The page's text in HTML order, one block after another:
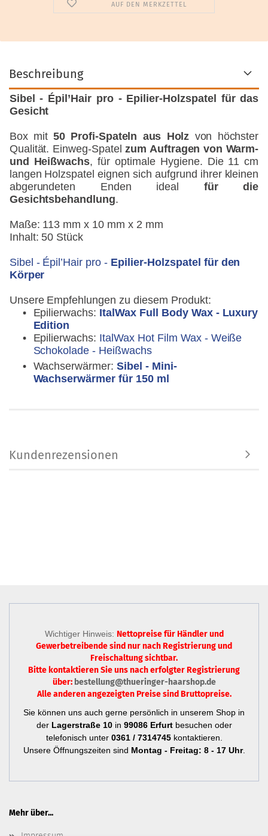
AUF DEN MERKZETTEL
Beschreibung
Sibel - Épil’Hair pro - Epilier-Holzspatel für das
Gesicht
Box mit 50 Profi-Spateln aus Holz von höchster
Qualität. Einweg-Spatelzum Auftragen von Warm-
und Heißwachs, für optimale Hygiene. Die 11 cm
langen Holzspatel eignen sich aufgrund ihrer kleinen
abgerundeten Enden ideal für die
Gesichtsbehandlung.
Maße: 113 mm x 10 mm x 2 mm
Inhalt: 50 Stück
Sibel - Épil’Hair pro - Epilier-Holzspatel für den
Körper
Unsere Empfehlungen zu diesem Produkt:
Epilierwachs: ItalWax Full Body Wax - Luxury
Edition
Epilierwachs: ItalWax Hot Film Wax - Weiße
Schokolade - Heißwachs
Wachserwärmer:Sibel - Mini-
Wachserwärmer für 150 ml
Kundenrezensionen
Wichtiger Hinweis: Nettopreise für Händler und
Gewerbetreibende sind nurnach Registrierungund
Freischaltung sichtbar.
Bitte kontaktieren Sie uns nach erfolgter Registrierung
über: bestellung@thueringer-haarshop.de
Alle anderen angezeigten Preise sind Bruttopreise.
Sie können uns auch gerne persönlich in unserem Shop in
der Lagerstraße 10in 99086 Erfurtbesuchen oder
telefonisch unter 0361 / 7314745kontaktieren.
Unsere Öffnungszeiten sind Montag - Freitag: 8 - 17 Uhr.
Mehr über...